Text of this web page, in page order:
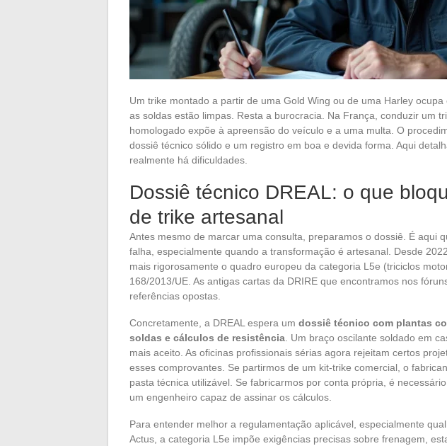
Um trike montado a partir de uma Gold Wing ou de uma Harley ocupa
as soldas estão limpas. Resta a burocracia. Na França, conduzir um
homologado expõe à apreensão do veículo e a uma multa. O
dossiê técnico sólido e um registro em boa e devida forma. Aqui
realmente há dificuldades.
Dossiê técnico DREAL: o que
de trike artesanal
Antes mesmo de marcar uma consulta, preparamos o dossiê. É aqui
falha, especialmente quando a transformação é artesanal. Desde
mais rigorosamente o quadro europeu da categoria L5e (triciclos
168/2013/UE. As antigas cartas da DRIRE que encontramos nos
referências opostas.
Concretamente, a DREAL espera um dossiê técnico com plantas
soldas e cálculos de resistência . Um braço oscilante soldado em
mais aceito. As oficinas profissionais sérias agora rejeitam certos
esses comprovantes. Se partirmos de um kit-trike comercial, o
pasta técnica utilizável. Se fabricarmos por conta própria, é
um engenheiro capaz de assinar os cálculos.
Para entender melhor a regulamentação aplicável, especialmente
Actus, a categoria L5e impõe exigências precisas sobre frenagem,